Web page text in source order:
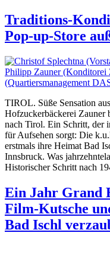
Traditions-
Pop-up-Store
TIROL. Süße Sensation
Hofzuckerbäckerei Zauner
nach Tirol. Ein Schritt, der
für Aufsehen sorgt: Die
erstmals ihre Heimat Bad
Innsbruck. Was
Historischer Schritt nach
Ein Jahr Grand
Film-Kutsche
Bad Ischl